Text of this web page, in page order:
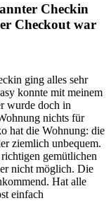
Checkin
Checkout war
ging alles sehr
konnte mit meinem
wurde doch in
nichts für
hat die Wohnung: die
ziemlich unbequem.
gemütlichen
nicht möglich. Die
Hat alle
einfach